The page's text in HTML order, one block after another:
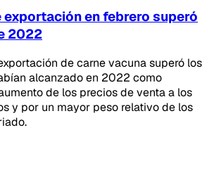
en febrero superó
2022
de carne vacuna superó los
alcanzado en 2022 como
de los precios de venta a los
y por un mayor peso relativo de los